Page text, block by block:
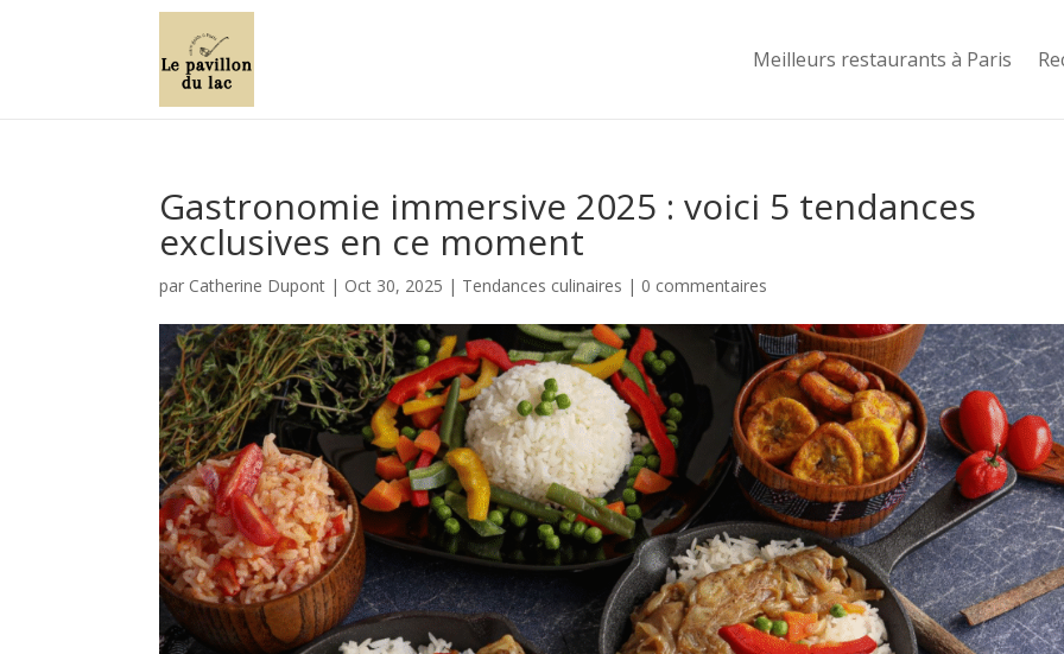
Meilleurs restaurants à Paris
Gastronomie immersive 2025 : voici 5 tendances
exclusives en ce moment
par Catherine Dupont | Oct 30, 2025 | Tendances culinaires | 0 commentaires